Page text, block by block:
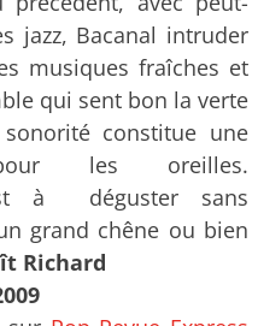
jazz, Bacanal intruder
musiques fraîches et
qui sent bon la verte
constitue une
les oreilles.
à déguster sans
grand chêne ou bien
Richard